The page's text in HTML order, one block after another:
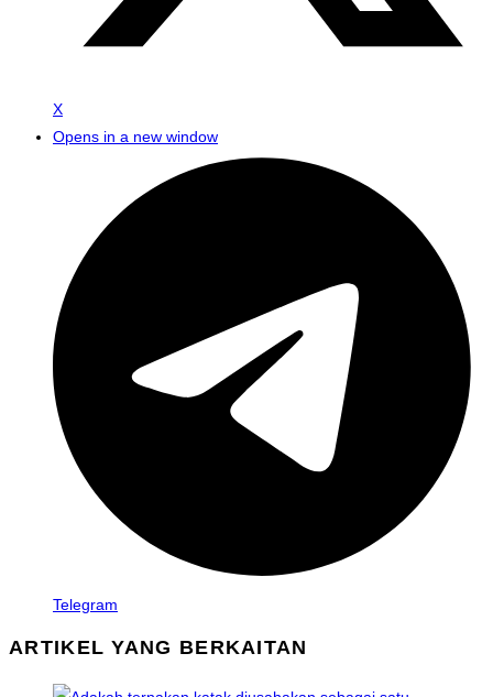
X
Opens in a new window
Telegram
ARTIKEL YANG BERKAITAN